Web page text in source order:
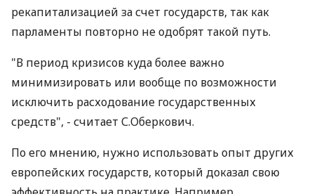
рекапитализацией за счет государств, так как
парламенты повторно не одобрят такой путь.
"В период кризисов куда более важно
минимизировать или вообще по возможности
исключить расходование государственных
средств", - считает С.Оберкович.
По его мнению, нужно использовать опыт других
европейских государств, который доказал свою